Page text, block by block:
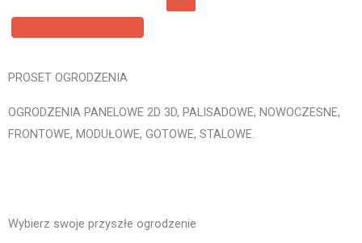
PROSET OGRODZENIA
OGRODZENIA PANELOWE 2D 3D, PALISADOWE, NOWOCZESNE,
FRONTOWE, MODUŁOWE, GOTOWE, STALOWE.
Wybierz swoje przyszłe ogrodzenie